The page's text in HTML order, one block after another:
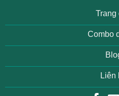
Trang
Combo
Liên